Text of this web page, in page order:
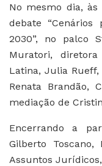
No mesmo dia, às
debate
2030”, no palco
Muratori,
Latina, Julia
Renata Brandão,
mediação de
Encerrando a
Gilberto Toscano,
Assuntos